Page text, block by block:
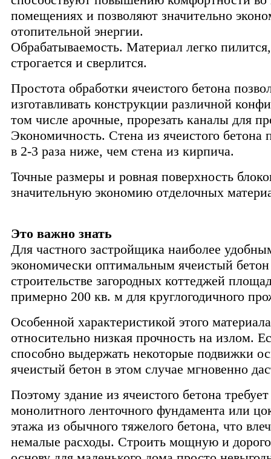
помещениях и позволяют значительно
отопительной энергии.
Обрабатываемость. Материал легко
строгается и сверлится.
Простота обработки ячеистого бетона
изготавливать конструкции различной
том числе арочные, прорезать каналы для
Экономичность. Стена из ячеистого бетона
в 2-3 раза ниже, чем стена из кирпича.
Точные размеры и ровная поверхность
значительную экономию отделочных
Это важно знать
Для частного застройщика наиболее
экономически оптимальным ячеистый бетон
строительстве загородных коттеджей
примерно 200 кв. м для круглогодичного
Особенной характеристикой этого
относительно низкая прочность на излом.
способно выдержать некоторые подвижки
ячеистый бетон в этом случае мгновенно
Поэтому здание из ячеистого бетона
монолитного ленточного фундамента или
этажа из обычного тяжелого бетона, что
немалые расходы. Строить мощную и